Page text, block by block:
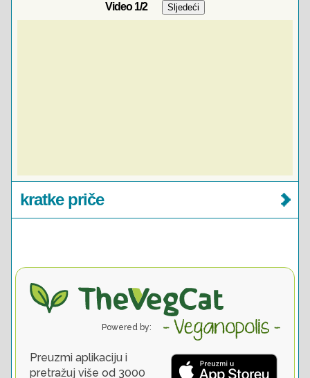
Video1/2
kratke priče